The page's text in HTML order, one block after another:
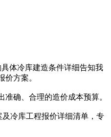
体冷库建造条件详细告知我
方案。
确、合理的造价成本预算。
冷库工程报价详细清单，专